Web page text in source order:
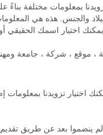
بمعلومات مختلفة
والجنس. هذه هي
اختيار اسمك الحقيقي
، موقع ، شركة ، جامعة
تزويدنا بمعلومات
ينضموا بعد عن طريق